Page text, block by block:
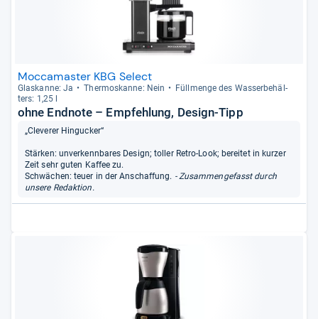
Moccamaster KBG Select
Glas­kanne: Ja Ther­mo­s­kanne: Nein
Füll­menge des Was­ser­be­häl­
ters: 1,25 l
ohne Endnote – Empfehlung, Design-Tipp
„Cleverer Hingucker“
Stärken: unverkennbares Design; toller Retro-Look; bereitet in kurzer
Zeit sehr guten Kaffee zu.
Schwächen: teuer in der Anschaffung. - Zusammengefasst durch
unsere Redaktion.